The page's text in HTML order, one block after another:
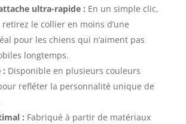
ultra-rapide : En un simple clic,
le collier en moins d’une
pour les chiens qui n’aiment pas
longtemps.
: Disponible en plusieurs couleurs
refléter la personnalité unique de
: Fabriqué à partir de matériaux